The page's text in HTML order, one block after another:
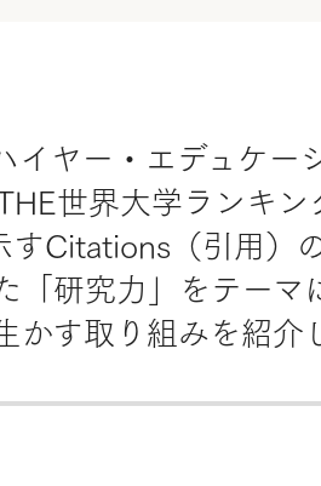
ヤー・エデュケー
世界大学ランキ
Citations（引用）
研究力」をテー
す取り組みを紹介